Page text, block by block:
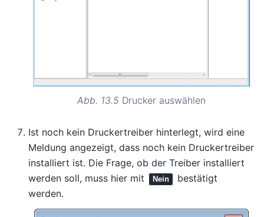
Abb. 13.5 Drucker auswählen
Ist noch kein Druckertreiber hinterlegt, wird eine
Meldung angezeigt, dass noch kein Druckertreiber
installiert ist. Die Frage, ob der Treiber installiert
werden soll, muss hier mit
Nein
bestätigt
werden.